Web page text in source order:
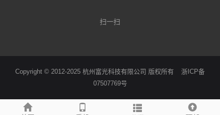
扫一扫
Copyright © 2012-2025 杭州富光科技有限公司 版权所有
浙ICP备
07507769号